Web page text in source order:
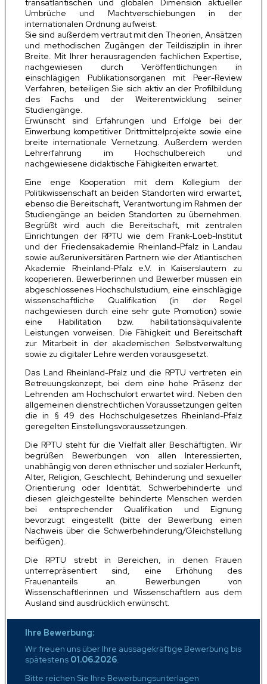
transatlantischen und globalen Dimension aktueller
Umbrüche und Machtverschiebungen in der
internationalen Ordnung aufweist.
Sie sind außerdem vertraut mit den Theorien, Ansätzen
und methodischen Zugängen der Teildisziplin in ihrer
Breite. Mit Ihrer herausragenden fachlichen Expertise,
nachgewiesen durch Veröffentlichungen in
einschlägigen Publikationsorganen mit Peer-Review
Verfahren, beteiligen Sie sich aktiv an der Profilbildung
des Fachs und der Weiterentwicklung seiner
Studiengänge.
Erwünscht sind Erfahrungen und Erfolge bei der
Einwerbung kompetitiver Drittmittelprojekte sowie eine
breite internationale Vernetzung. Außerdem werden
Lehrerfahrung im Hochschulbereich und
nachgewiesene didaktische Fähigkeiten erwartet.
Eine enge Kooperation mit dem Kollegium der
Politikwissenschaft an beiden Standorten wird erwartet,
ebenso die Bereitschaft, Verantwortung im Rahmen der
Studiengänge an beiden Standorten zu übernehmen.
Begrüßt wird auch die Bereitschaft, mit zentralen
Einrichtungen der RPTU wie dem Frank-Loeb-Institut
und der Friedensakademie Rheinland-Pfalz in Landau
sowie außeruniversitären Partnern wie der Atlantischen
Akademie Rheinland-Pfalz e.V. in Kaiserslautern zu
kooperieren. Bewerberinnen und Bewerber müssen ein
abgeschlossenes Hochschulstudium, eine einschlägige
wissen­schaft­liche Qualifikation (in der Regel
nachgewiesen durch eine sehr gute Promotion) sowie
eine Habilitation bzw. habilitationsäquivalente
Leistungen vorweisen. Die Fähigkeit und Bereitschaft
zur Mitarbeit in der akademischen Selbstverwaltung
sowie zu digitaler Lehre werden vorausgesetzt.
Das Land Rheinland-Pfalz und die RPTU vertreten ein
Betreuungskonzept, bei dem eine hohe Präsenz der
Lehrenden am Hochschulort erwartet wird. Neben den
allgemeinen dienstrechtlichen Voraussetzungen gelten
die in § 49 des Hochschulgesetzes Rheinland-Pfalz
geregelten Einstellungsvoraussetzungen.
Die RPTU steht für die Vielfalt aller Beschäftigten. Wir
begrüßen Bewerbungen von allen Interessierten,
unabhängig von deren ethnischer und sozialer Herkunft,
Alter, Religion, Geschlecht, Behinderung und sexueller
Orientierung oder Identität. Schwerbehinderte und
diesen gleichgestellte behinderte Menschen werden
bei entsprechender Qualifikation und Eignung
bevorzugt eingestellt (bitte der Bewerbung einen
Nachweis über die Schwerbehinderung/Gleichstellung
beifügen).
Die RPTU strebt in Bereichen, in denen Frauen
unterrepräsentiert sind, eine Erhöhung des
Frauenanteils an. Bewerbungen von
Wissenschaftlerinnen und Wissenschaftlern aus dem
Ausland sind ausdrücklich erwünscht.
Ihre Bewerbung:
Wir freuen uns über Ihre aussagekräftige Bewerbung bis
spätestens 01.06.2026.
Bitte reichen Sie Ihre Bewerbungsunterlagen